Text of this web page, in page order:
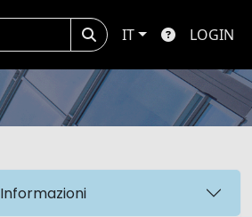
IT LOGIN
Informazioni